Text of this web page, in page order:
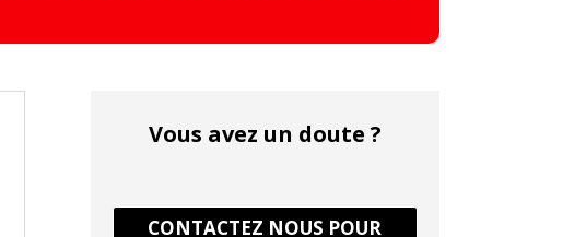
Vous avez un doute ?
CONTACTEZ NOUS POUR